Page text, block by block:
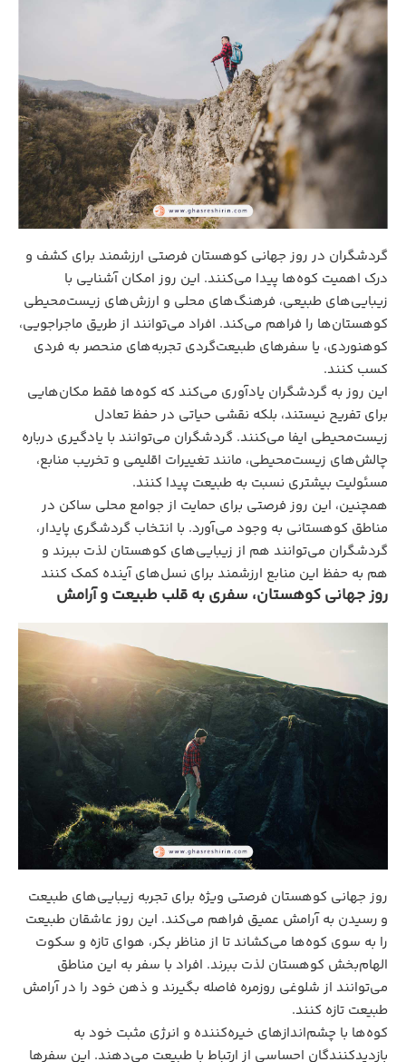
گردشگران در روز جهانی کوهستان فرصتی ارزشمند برای کشف و
درک اهمیت کوه‌ها پیدا می‌کنند. این روز امکان آشنایی با
زیبایی‌های طبیعی، فرهنگ‌های محلی و ارزش‌های زیست‌محیطی
کوهستان‌ها را فراهم می‌کند. افراد می‌توانند از طریق ماجراجویی،
کوهنوردی، یا سفرهای طبیعت‌گردی تجربه‌های منحصر به‌ فردی
کسب کنند.
این روز به گردشگران یادآوری می‌کند که کوه‌ها فقط مکان‌هایی
برای تفریح نیستند، بلکه نقشی حیاتی در حفظ تعادل
زیست‌محیطی ایفا می‌کنند. گردشگران می‌توانند با یادگیری درباره
چالش‌های زیست‌محیطی، مانند تغییرات اقلیمی و تخریب منابع،
مسئولیت بیشتری نسبت به طبیعت پیدا کنند.
همچنین، این روز فرصتی برای حمایت از جوامع محلی ساکن در
مناطق کوهستانی به وجود می‌آورد. با انتخاب گردشگری پایدار،
گردشگران می‌توانند هم از زیبایی‌های کوهستان لذت ببرند و
هم به حفظ این منابع ارزشمند برای نسل‌های آینده کمک کنند
روز جهانی کوهستان، سفری به قلب طبیعت و آرامش
روز جهانی کوهستان فرصتی ویژه برای تجربه زیبایی‌های طبیعت
و رسیدن به آرامش عمیق فراهم می‌کند. این روز عاشقان طبیعت
را به سوی کوه‌ها می‌کشاند تا از مناظر بکر، هوای تازه و سکوت
الهام‌بخش کوهستان لذت ببرند. افراد با سفر به این مناطق
می‌توانند از شلوغی روزمره فاصله بگیرند و ذهن خود را در آرامش
طبیعت تازه کنند.
کوه‌ها با چشم‌اندازهای خیره‌کننده و انرژی مثبت خود به
بازدیدکنندگان احساسی از ارتباط با طبیعت می‌دهند. این سفرها